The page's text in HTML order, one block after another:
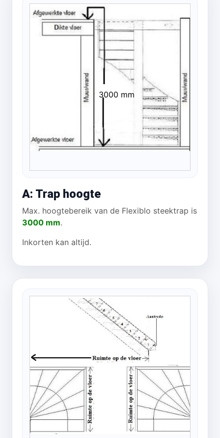
3000 mm
A: Trap hoogte
Max. hoogtebereik van de Flexiblo steektrap is
3000 mm.
Inkorten kan altijd.